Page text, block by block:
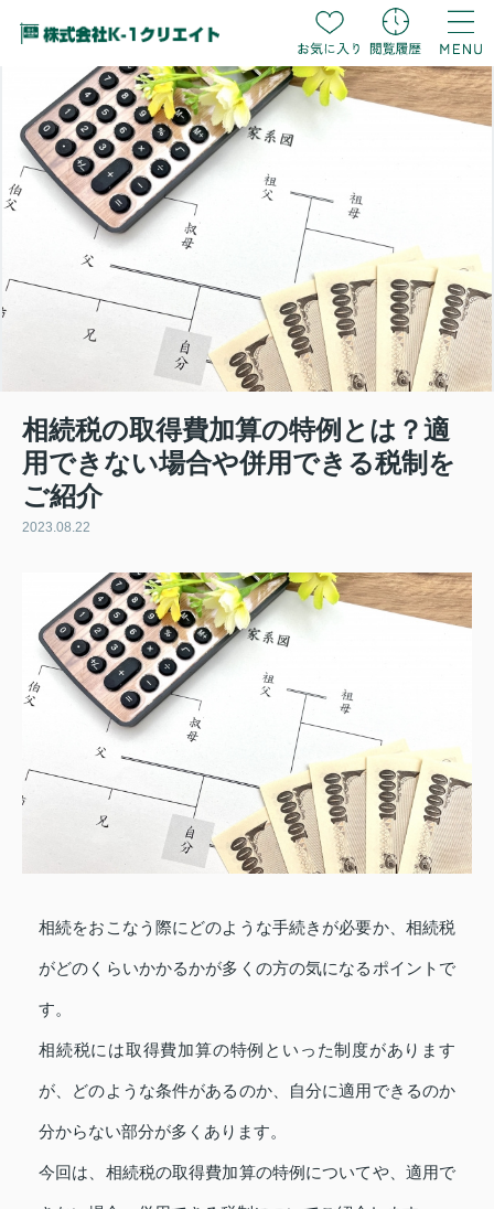
相続税の取得費加算の特例とは？適
用できない場合や併用できる税制を
ご紹介
2023.08.22
相続をおこなう際にどのような手続きが必要か、相続税
がどのくらいかかるかが多くの方の気になるポイントで
す。
相続税には取得費加算の特例といった制度があります
が、どのような条件があるのか、自分に適用できるのか
分からない部分が多くあります。
今回は、相続税の取得費加算の特例についてや、適用で